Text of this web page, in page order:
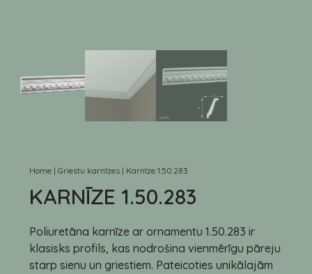
Home | Griestu karnīzes | Karnīze 1.50.283
KARNĪZE 1.50.283
Poliuretāna karnīze ar ornamentu 1.50.283 ir
klasisks profils, kas nodrošina vienmērīgu pāreju
starp sienu un griestiem. Pateicoties unikālajām